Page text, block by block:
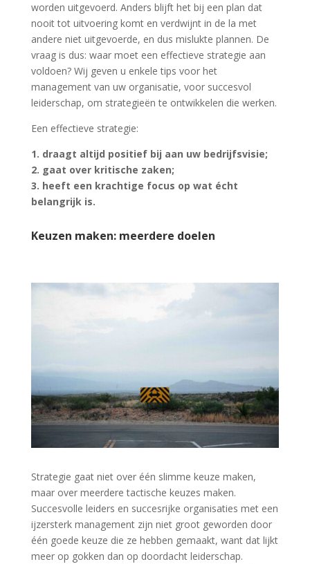
worden uitgevoerd. Anders blijft het bij een plan dat
nooit tot uitvoering komt en verdwijnt in de la met
andere niet uitgevoerde, en dus mislukte plannen. De
vraag is dus: waar moet een effectieve strategie aan
voldoen? Wij geven u enkele tips voor het
management van uw organisatie, voor succesvol
leiderschap, om strategieën te ontwikkelen die werken.
Een effectieve strategie:
1. draagt altijd positief bij aan uw bedrijfsvisie;
2. gaat over kritische zaken;
3. heeft een krachtige focus op wat écht
belangrijk is.
Keuzen maken: meerdere doelen
Strategie gaat niet over één slimme keuze maken,
maar over meerdere tactische keuzes maken.
Succesvolle leiders en succesrijke organisaties met een
ijzersterk management zijn niet groot geworden door
één goede keuze die ze hebben gemaakt, want dat lijkt
meer op gokken dan op doordacht leiderschap.